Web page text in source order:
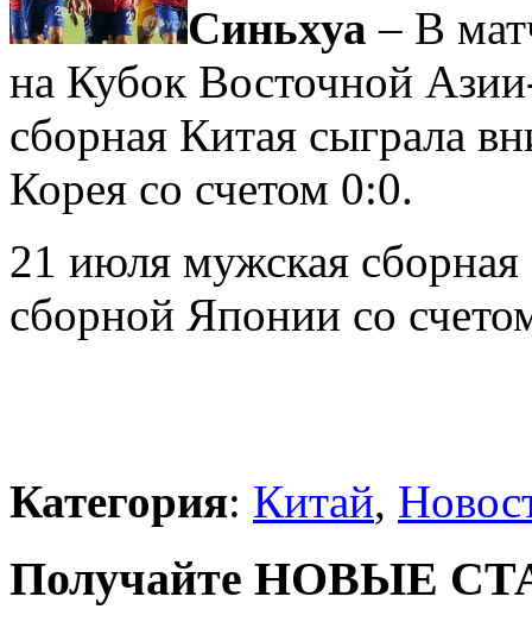
Синьхуа – В
на Кубок Восточной
сборная Китая сыграла
Корея со счетом 0:0.
21 июля мужская
сборной Японии со
Категория: Китай,
Получайте НОВЫЕ